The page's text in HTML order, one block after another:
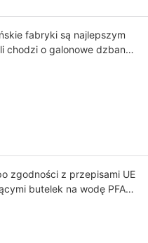
fabryki są najlepszym
chodzi o galonowe dzbanki
zgodności z przepisami UE
butelek na wodę PFAS i